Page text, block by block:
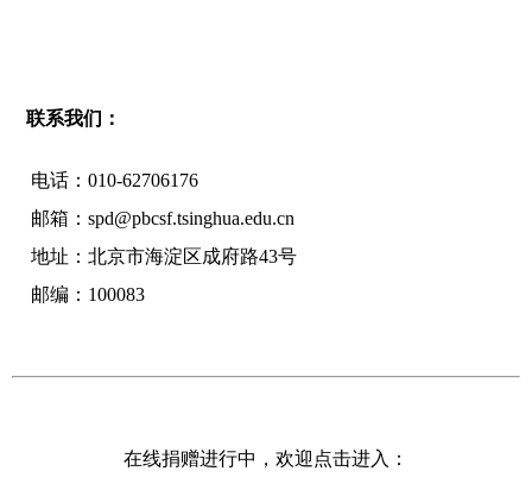
联系我们：
电话：010-62706176
邮箱：spd@pbcsf.tsinghua.edu.cn
地址：北京市海淀区成府路43号
邮编：100083
在线捐赠进行中，欢迎点击进入：